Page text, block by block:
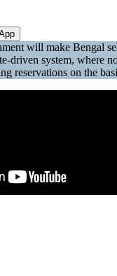
will make Bengal
driven system, where
reservations on the